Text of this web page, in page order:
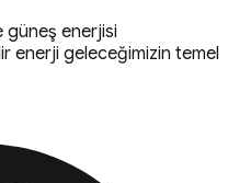
güneş enerjisi
enerji geleceğimizin temel